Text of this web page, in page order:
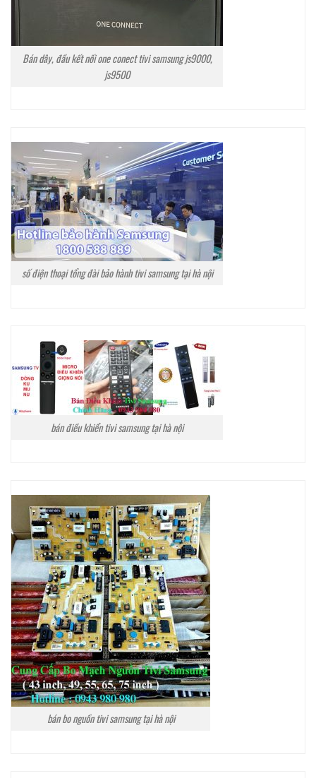
Bán dây, đầu kết nối one conect tivi samsung js9000,
js9500
số điện thoại tổng đài bảo hành tivi samsung tại hà nội
bán điều khiển tivi samsung tại hà nội
bán bo nguồn tivi samsung tại hà nội